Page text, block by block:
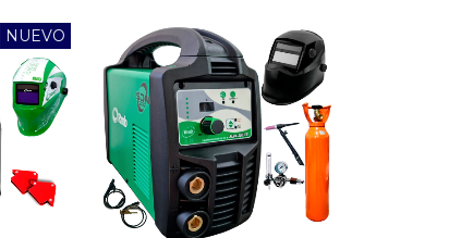
NUEVO